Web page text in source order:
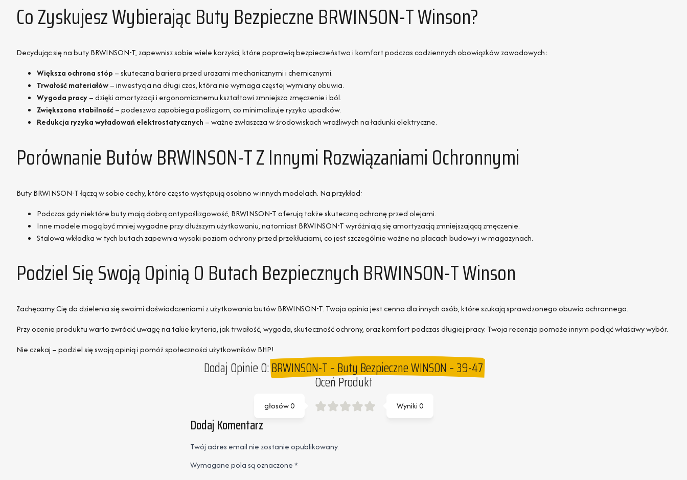
Co Zyskujesz Wybierając Buty Bezpieczne BRWINSON-T Winson?
Decydując się na buty BRWINSON-T, zapewnisz sobie wiele korzyści, które poprawią bezpieczeństwo i komfort podczas codziennych obowiązków zawodowych:
Większa ochrona stóp – skuteczna bariera przed urazami mechanicznymi i chemicznymi.
Trwałość materiałów– inwestycja na długi czas, która nie wymaga częstej wymiany obuwia.
Wygoda pracy– dzięki amortyzacji i ergonomicznemu kształtowi zmniejsza zmęczenie i ból.
Zwiększona stabilność– podeszwa zapobiega poślizgom, co minimalizuje ryzyko upadków.
Redukcja ryzyka wyładowań elektrostatycznych – ważne zwłaszcza w środowiskach wrażliwych na ładunki elektryczne.
Porównanie Butów BRWINSON-T Z Innymi Rozwiązaniami Ochronnymi
Buty BRWINSON-T łączą w sobie cechy, które często występują osobno w innych modelach. Na przykład:
Podczas gdy niektóre buty mają dobrą antypoślizgowość, BRWINSON-T oferują także skuteczną ochronę przed olejami.
Inne modele mogą być mniej wygodne przy dłuższym użytkowaniu, natomiast BRWINSON-T wyróżniają się amortyzacją zmniejszającą zmęczenie.
Stalowa wkładka w tych butach zapewnia wysoki poziom ochrony przed przekłuciami, co jest szczególnie ważne na placach budowy i w magazynach.
Podziel Się Swoją Opinią O Butach Bezpiecznych BRWINSON-T Winson
Zachęcamy Cię do dzielenia się swoimi doświadczeniami z użytkowania butów BRWINSON-T. Twoja opinia jest cenna dla innych osób, które szukają sprawdzonego obuwia ochronnego.
Przy ocenie produktu warto zwrócić uwagę na takie kryteria, jak trwałość, wygoda, skuteczność ochrony, oraz komfort podczas długiej pracy. Twoja recenzja pomoże innym podjąć właściwy wybór.
Nie czekaj – podziel się swoją opinią i pomóż społeczności użytkowników BHP!
Dodaj Opinie O:BRWINSON-T – Buty Bezpieczne WINSON – 39-47
Oceń Produkt
Wyniki0
głosów0
Dodaj Komentarz
Twój adres email nie zostanie opublikowany.
Wymagane pola są oznaczone*